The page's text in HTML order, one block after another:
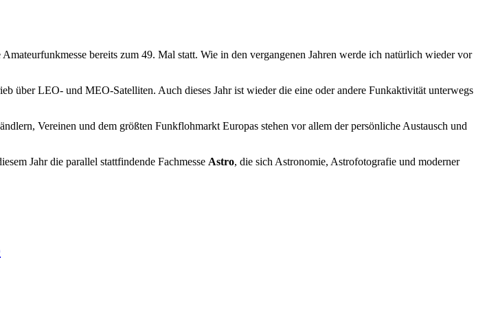
bereits zum 49. Mal statt. Wie in den vergangenen Jahren werde ich natürlich wieder vor
LEO- und MEO-Satelliten. Auch dieses Jahr ist wieder die eine oder andere Funkaktivität unterwegs
Vereinen und dem größten Funkflohmarkt Europas stehen vor allem der persönliche Austausch und
Jahr die parallel stattfindende Fachmesse Astro, die sich Astronomie, Astrofotografie und moderner